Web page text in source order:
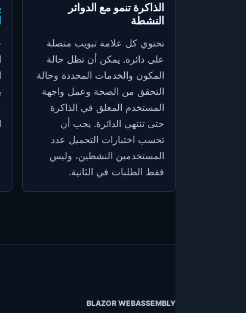
الذاكرة تنمو مع الدوائر
النشطة
تحتوي كل علامة تبويب متصلة
على دائرة. يمكن أن تظل حالة
المكون والخدمات المحددة وحالة
التحقق من الصحة وعمل واجهة
المستخدم المعلق في الذاكرة
حتى تنتهي الدائرة. يجب أن
تحسب اختبارات التحميل عدد
المستخدمين النشطين، وليس
فقط الطلبات في الثانية.
BLAZOR WEBASSEMBLY